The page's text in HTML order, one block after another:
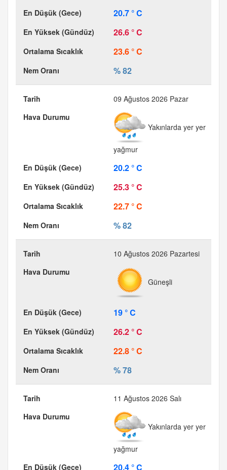
20.7 ° C
26.6 ° C
23.6 ° C
% 82
09 Ağustos 2026 Pazar
Yakınlarda yer yer
yağmur
20.2 ° C
25.3 ° C
22.7 ° C
% 82
10 Ağustos 2026 Pazartesi
Güneşli
19 ° C
26.2 ° C
22.8 ° C
% 78
11 Ağustos 2026 Salı
Yakınlarda yer yer
yağmur
20.4 ° C